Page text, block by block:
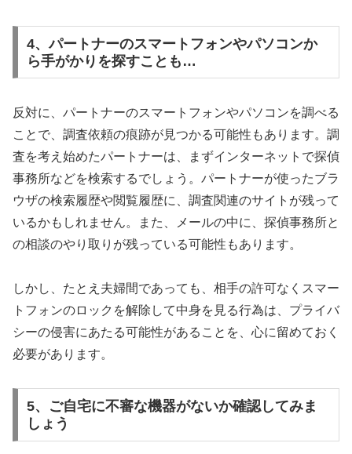
4、パートナーのスマートフォンやパソコンか
ら手がかりを探すことも…
反対に、パートナーのスマートフォンやパソコンを調べる
ことで、調査依頼の痕跡が見つかる可能性もあります。調
査を考え始めたパートナーは、まずインターネットで探偵
事務所などを検索するでしょう。パートナーが使ったブラ
ウザの検索履歴や閲覧履歴に、調査関連のサイトが残って
いるかもしれません。また、メールの中に、探偵事務所と
の相談のやり取りが残っている可能性もあります。
しかし、たとえ夫婦間であっても、相手の許可なくスマー
トフォンのロックを解除して中身を見る行為は、プライバ
シーの侵害にあたる可能性があることを、心に留めておく
必要があります。
5、ご自宅に不審な機器がないか確認してみま
しょう